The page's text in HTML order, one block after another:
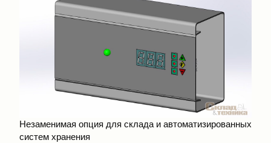
Незаменимая опция для склада и автоматизированных
систем хранения